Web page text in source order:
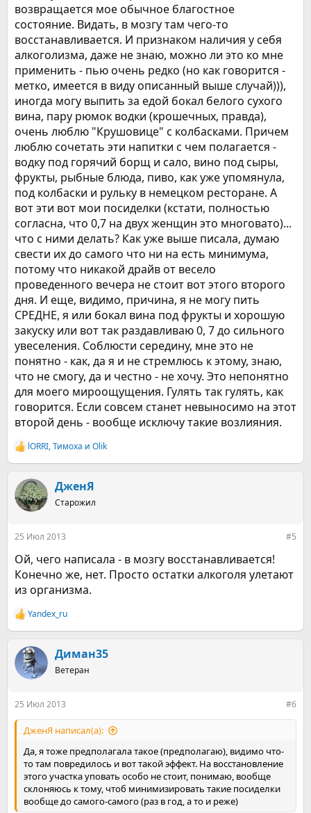
возвращается мое обычное благостное
состояние. Видать, в мозгу там чего-то
восстанавливается. И признаком наличия у себя
алкоголизма, даже не знаю, можно ли это ко мне
применить - пью очень редко (но как говорится -
метко, имеется в виду описанный выше случай))),
иногда могу выпить за едой бокал белого сухого
вина, пару рюмок водки (крошечных, правда),
очень люблю "Крушовице" с колбасками. Причем
люблю сочетать эти напитки с чем полагается -
водку под горячий борщ и сало, вино под сыры,
фрукты, рыбные блюда, пиво, как уже упомянула,
под колбаски и рульку в немецком ресторане. А
вот эти вот мои посиделки (кстати, полностью
согласна, что 0,7 на двух женщин это многовато)...
что с ними делать? Как уже выше писала, думаю
свести их до самого что ни на есть минимума,
потому что никакой драйв от весело
проведенного вечера не стоит вот этого второго
дня. И еще, видимо, причина, я не могу пить
СРЕДНЕ, я или бокал вина под фрукты и хорошую
закуску или вот так раздавливаю 0, 7 до сильного
увеселения. Соблюсти середину, мне это не
понятно - как, да я и не стремлюсь к этому, знаю,
что не смогу, да и честно - не хочу. Это непонятно
для моего мироощущения. Гулять так гулять, как
говорится. Если совсем станет невыносимо на этот
второй день - вообще исключу такие возлияния.
Р
е
к
ц
и
lORRI,Тимоха и Olik
ДженЯ
Старожил
25 Июл 2013 #5
Ой, чего написала - в мозгу восстанавливается!
Конечно же, нет. Просто остатки алкоголя улетают
из организма.
Р
е
к
ц
и
Yandex_ru
Диман35
Ветеран
25 Июл 2013 #6
ДженЯ написал(а):
Да, я тоже предполагала такое (предполагаю), видимо что-
то там повредилось и вот такой эффект. На восстановление
этого участка уповать особо не стоит, понимаю, вообще
склоняюсь к тому, чтоб минимизировать такие посиделки
вообще до самого-самого (раз в год, а то и реже)